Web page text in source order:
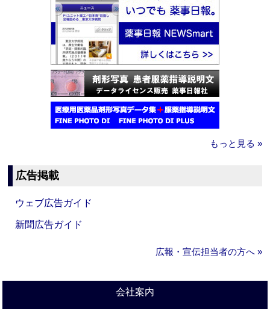
もっと見る »
広告掲載
ウェブ広告ガイド
新聞広告ガイド
広報・宣伝担当者の方へ »
会社案内